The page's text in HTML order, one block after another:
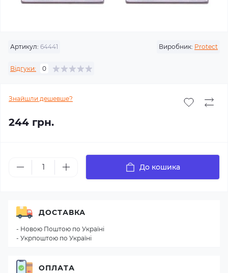
Артикул: 64441 Виробник: Protect
Відгуки: 0
Знайшли дешевше?
244 грн.
До кошика
ДОСТАВКА
- Новою Поштою по Україні
- Укрпоштою по Україні
ОПЛАТА